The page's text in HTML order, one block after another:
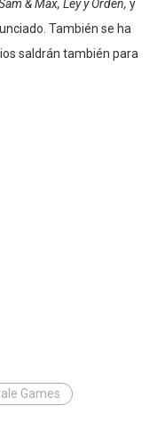
& Max, Ley y Orden, y
También se ha
saldrán también para
Games